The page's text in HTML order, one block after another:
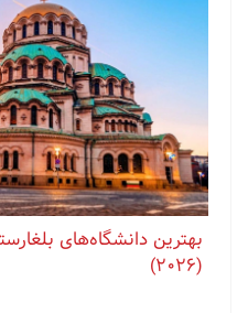
بهترین دانشگاه‌های
(2026)